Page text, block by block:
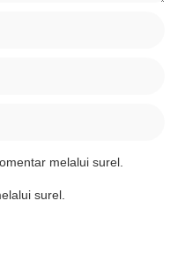
melalui surel.
surel.